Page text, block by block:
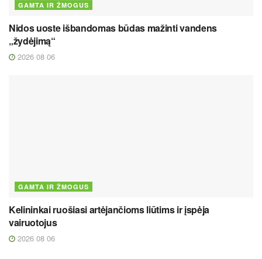
GAMTA IR ŽMOGUS
Nidos uoste išbandomas būdas mažinti vandens
„žydėjimą“
2026 08 06
GAMTA IR ŽMOGUS
Kelininkai ruošiasi artėjančioms liūtims ir įspėja
vairuotojus
2026 08 06